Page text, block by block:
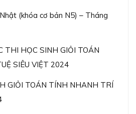
(khóa cơ bản N5) – Tháng
THI HỌC SINH GIỎI TOÁN
SIÊU VIỆT 2024
GIỎI TOÁN TÍNH NHANH TRÍ